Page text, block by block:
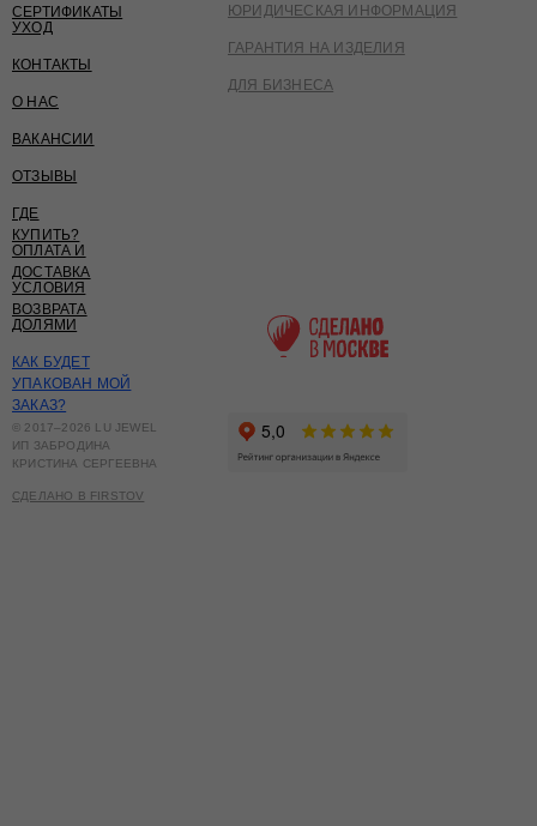
ЮРИДИЧЕСКАЯ ИНФОРМАЦИЯ
ГАРАНТИЯ НА ИЗДЕЛИЯ
ДЛЯ БИЗНЕСА
© 2017–2026 LU JEWEL
ИП ЗАБРОДИНА
КРИСТИНА СЕРГЕЕВНА
СДЕЛАНО В FIRSTOV
СЕРТИФИКАТЫ
КОНТАКТЫ
О НАС
ОПЛАТА И
ДОСТАВКА
УСЛОВИЯ
ВОЗВРАТА
УХОД
ОТЗЫВЫ
ГДЕ
КУПИТЬ?
КАК БУДЕТ
УПАКОВАН МОЙ
ЗАКАЗ?
ВАКАНСИИ
ДОЛЯМИ